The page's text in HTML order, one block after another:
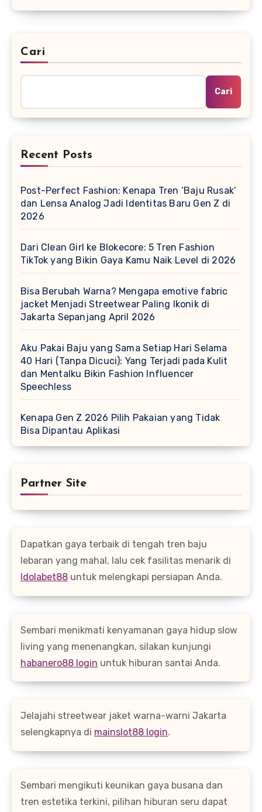
Cari
Cari
Recent Posts
Post-Perfect Fashion: Kenapa Tren ‘Baju Rusak’
dan Lensa Analog Jadi Identitas Baru Gen Z di
2026
Dari Clean Girl ke Blokecore: 5 Tren Fashion
TikTok yang Bikin Gaya Kamu Naik Level di 2026
Bisa Berubah Warna? Mengapa emotive fabric
jacket Menjadi Streetwear Paling Ikonik di
Jakarta Sepanjang April 2026
Aku Pakai Baju yang Sama Setiap Hari Selama
40 Hari (Tanpa Dicuci): Yang Terjadi pada Kulit
dan Mentalku Bikin Fashion Influencer
Speechless
Kenapa Gen Z 2026 Pilih Pakaian yang Tidak
Bisa Dipantau Aplikasi
Partner Site
Dapatkan gaya terbaik di tengah tren baju
lebaran yang mahal, lalu cek fasilitas menarik di
Idolabet88 untuk melengkapi persiapan Anda.
Sembari menikmati kenyamanan gaya hidup slow
living yang menenangkan, silakan kunjungi
habanero88 login untuk hiburan santai Anda.
Jelajahi streetwear jaket warna-warni Jakarta
selengkapnya di mainslot88 login.
Sembari mengikuti keunikan gaya busana dan
tren estetika terkini, pilihan hiburan seru dapat